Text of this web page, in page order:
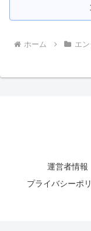
ホーム エ
運営者情報
プライバシーポ